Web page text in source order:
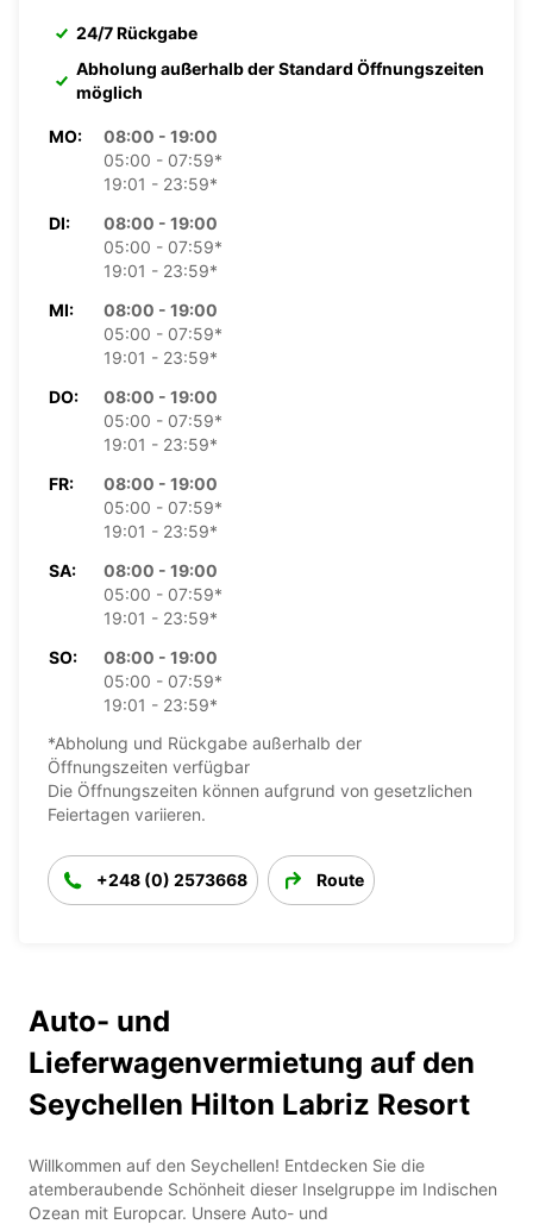
24/7 Rückgabe
Abholung außerhalb der Standard Öffnungszeiten
möglich
MO:
08:00 - 19:00
05:00 - 07:59*
19:01 - 23:59*
DI:
08:00 - 19:00
05:00 - 07:59*
19:01 - 23:59*
MI:
08:00 - 19:00
05:00 - 07:59*
19:01 - 23:59*
DO:
08:00 - 19:00
05:00 - 07:59*
19:01 - 23:59*
FR:
08:00 - 19:00
05:00 - 07:59*
19:01 - 23:59*
SA:
08:00 - 19:00
05:00 - 07:59*
19:01 - 23:59*
SO:
08:00 - 19:00
05:00 - 07:59*
19:01 - 23:59*
*Abholung und Rückgabe außerhalb der
Öffnungszeiten verfügbar
Die Öffnungszeiten können aufgrund von gesetzlichen
Feiertagen variieren.
+248 (0) 2573668 Route
Auto- und
Lieferwagenvermietung auf den
Seychellen Hilton Labriz Resort
Willkommen auf den Seychellen! Entdecken Sie die
atemberaubende Schönheit dieser Inselgruppe im Indischen
Ozean mit Europcar. Unsere Auto- und